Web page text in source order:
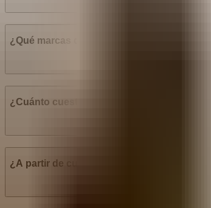
¿Qué marcas de pastillas abortivas están
¿Cuánto cuestan las pastillas abortivas en
¿A partir de cuántas semanas de